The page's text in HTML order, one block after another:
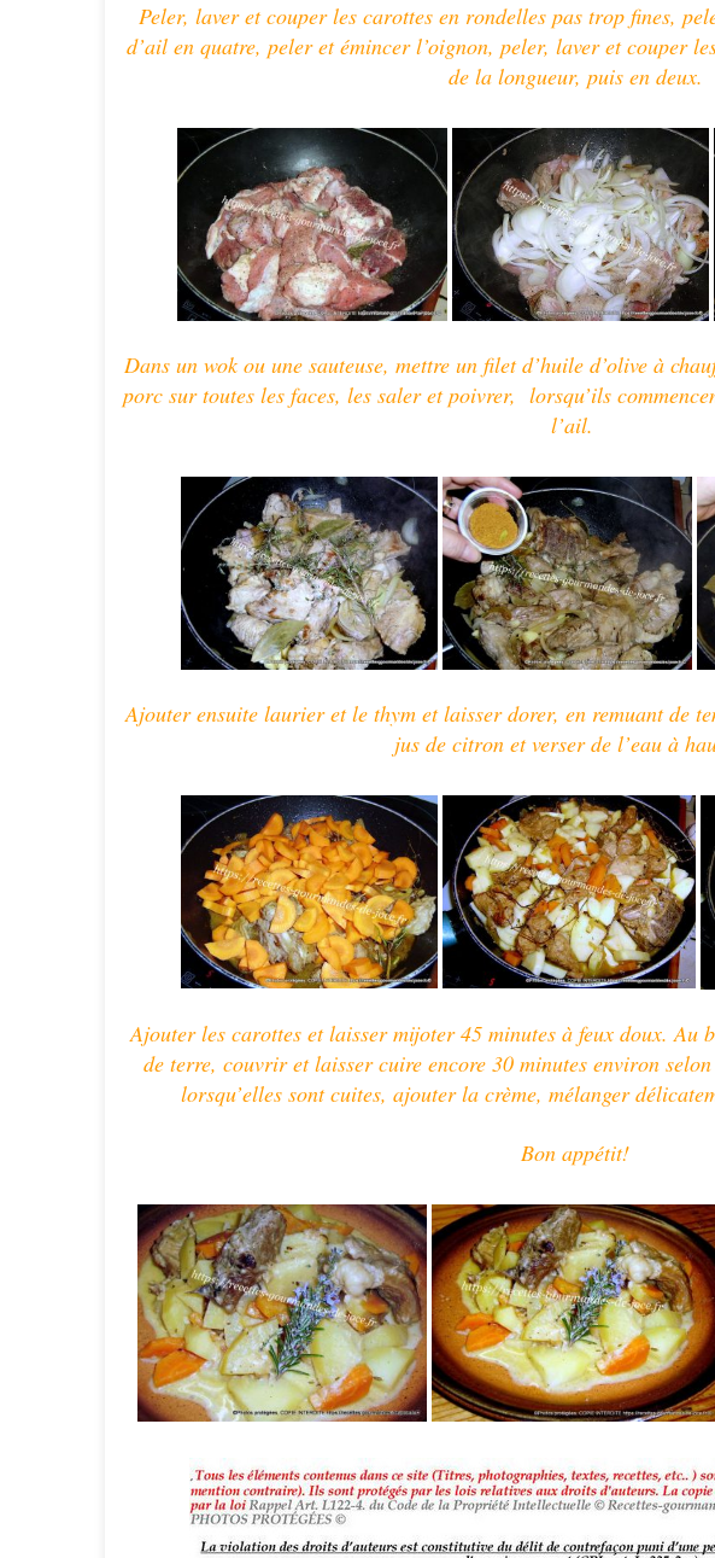
Peler, laver et couper les carottes en rondelles pas trop fines,
d’ail en quatre, peler et émincer l’oignon, peler, laver et couper
de la longueur, puis en deux.
Dans un wok ou une sauteuse, mettre un filet d’huile d’olive à
porc sur toutes les faces, les saler et poivrer, lorsqu’ils
l’ail.
Ajouter ensuite laurier et le thym et laisser dorer, en remuant de
jus de citron et verser de l’eau à
Ajouter les carottes et laisser mijoter 45 minutes à feux doux. Au
de terre, couvrir et laisser cuire encore 30 minutes environ
lorsqu’elles sont cuites, ajouter la crème, mélanger
Bon appétit!